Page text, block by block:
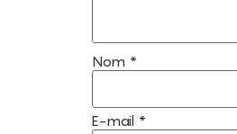
Nom *
E-mail *